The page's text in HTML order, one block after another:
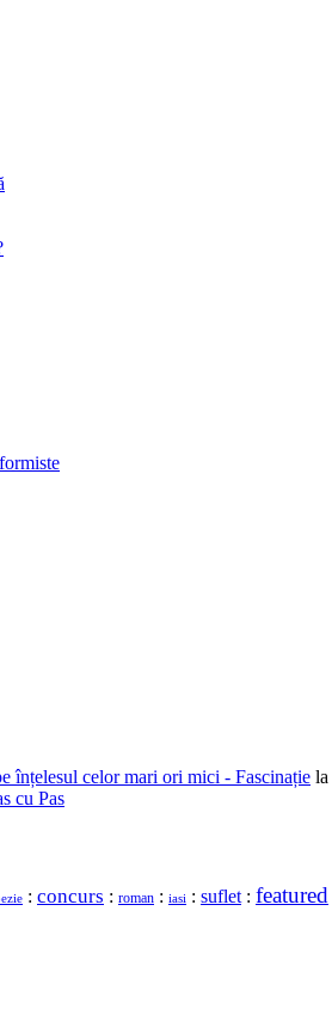
înțelesul celor mari ori mici - Fascinație la
cu Pas
: concurs : roman : iasi : suflet : featured